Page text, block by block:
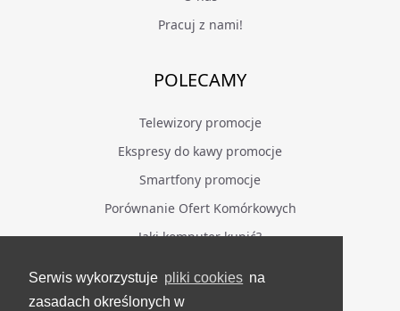
Serwis wykorzystuje pliki cookies na
zasadach określonych w
Pracuj z nami!
POLECAMY
Telewizory promocje
Ekspresy do kawy promocje
Smartfony promocje
Porównanie Ofert Komórkowych
Jaki komputer kupić?
BĄDŹ NA BIEŻĄCO